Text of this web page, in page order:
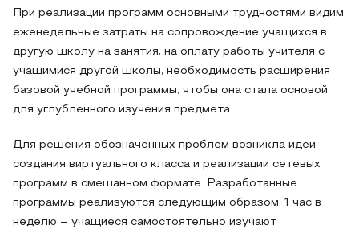
При реализации программ основными трудностями видим
еженедельные затраты на сопровождение учащихся в
другую школу на занятия, на оплату работы учителя с
учащимися другой школы, необходимость расширения
базовой учебной программы, чтобы она стала основой
для углубленного изучения предмета.
Для решения обозначенных проблем возникла идеи
создания виртуального класса и реализации сетевых
программ в смешанном формате. Разработанные
программы реализуются следующим образом: 1 час в
неделю – учащиеся самостоятельно изучают